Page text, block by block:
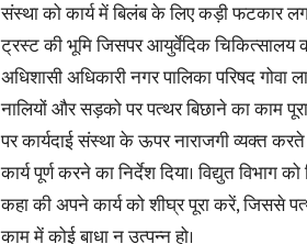
संस्था को कार्य में बिलंब के लिए कड़ी फटकार
ट्रस्ट की भूमि जिसपर आयुर्वेदिक चिकित्सालय
अधिशासी अधिकारी नगर पालिका परिषद गोवा
नालियों और सड़को पर पत्थर बिछाने का काम
पर कार्यदाई संस्था के ऊपर नाराजगी व्यक्त
कार्य पूर्ण करने का निर्देश दिया। विद्युत विभाग
कहा की अपने कार्य को शीघ्र पूरा करें, जिससे
काम में कोई बाधा न उत्पन्न हो।